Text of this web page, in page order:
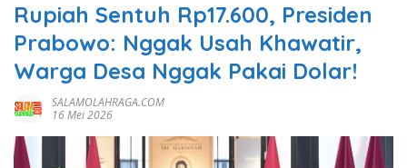
Rupiah Sentuh Rp17.600, Presiden
Prabowo: Nggak Usah Khawatir,
Warga Desa Nggak Pakai Dolar!
SALAMOLAHRAGA.COM
16 Mei 2026